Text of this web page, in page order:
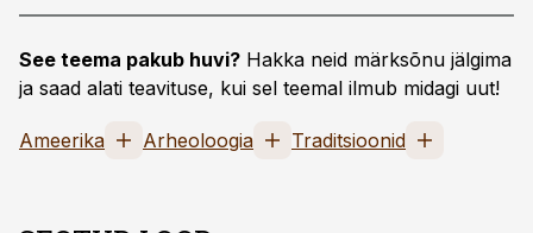
See teema pakub huvi? Hakka neid märksõnu jälgima
ja saad alati teavituse, kui sel teemal ilmub midagi uut!
Ameerika Arheoloogia Traditsioonid